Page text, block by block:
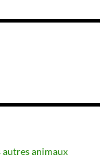
autres animaux